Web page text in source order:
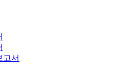
고서